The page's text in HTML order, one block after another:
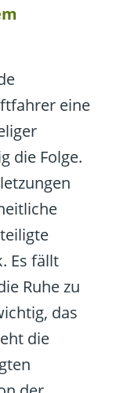
eine
die Folge.
Es fällt
Ruhe zu
das
die